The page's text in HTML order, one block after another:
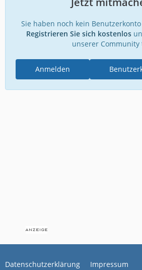
Sie haben noch kein
Registrieren Sie sich kostenlos
unserer Community
Anmelden
Datenschutzerklärung Impressum